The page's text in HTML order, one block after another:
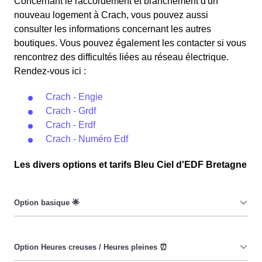
nouveau logement à Crach, vous pouvez aussi
consulter les informations concernant les autres
boutiques. Vous pouvez également les contacter si vous
rencontrez des difficultés liées au réseau électrique.
Rendez-vous ici :
Crach - Engie
Crach - Grdf
Crach - Erdf
Crach - Numéro Edf
Les divers options et tarifs Bleu Ciel d'EDF Bretagne
date, ni de l'heure, que ce soit à Crach ou ailleurs. 💡